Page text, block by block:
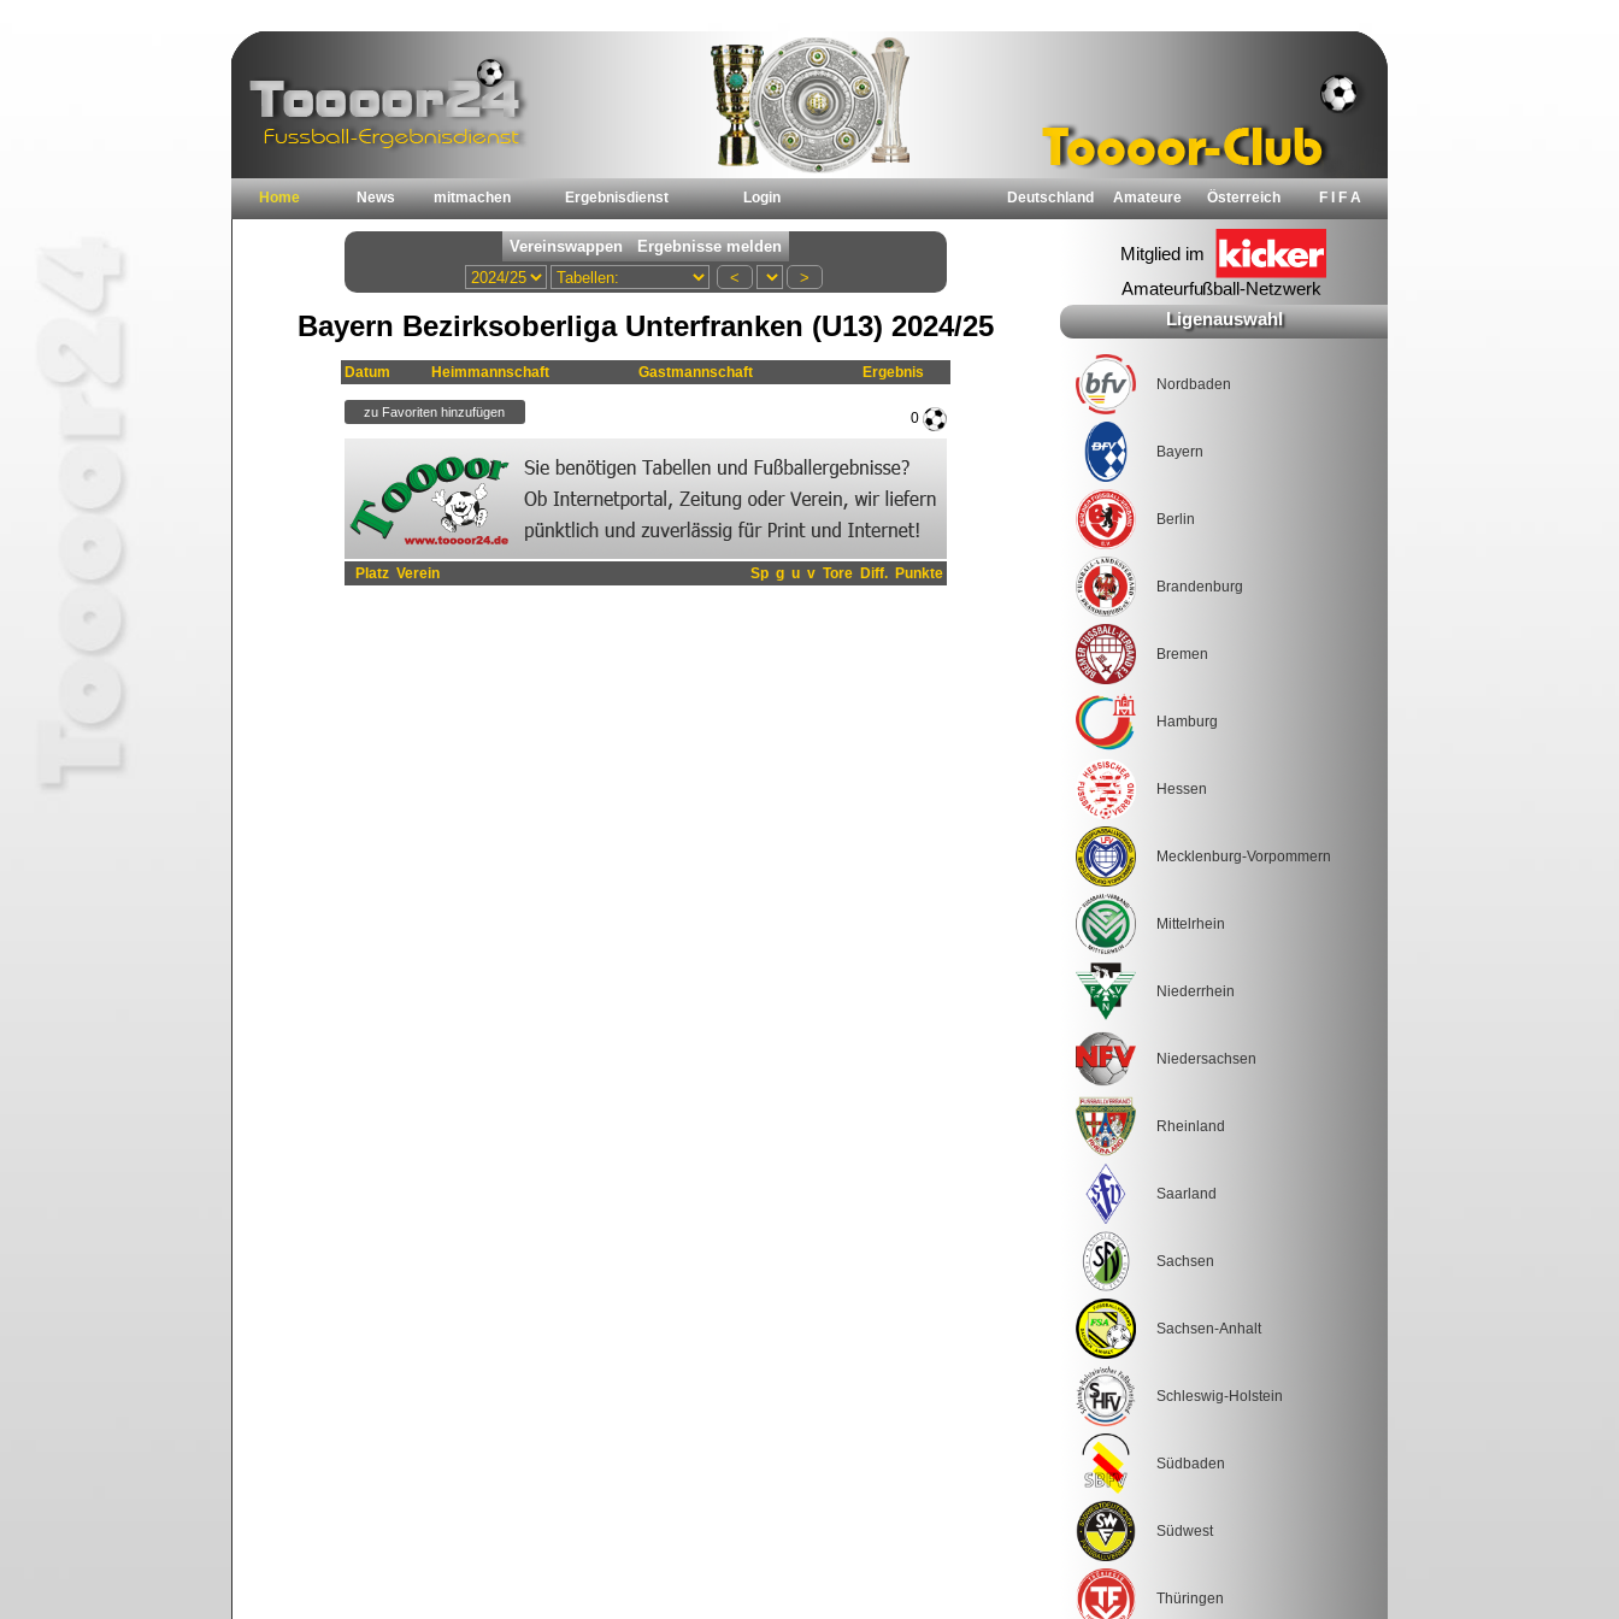
Home News mitmachen Ergebnisdienst Login Deutschland Amateure Österreich F I F A
Bayern Bezirksoberliga Unterfranken (U13) 2024/25
Datum Heimmannschaft Gastmannschaft Ergebnis
0
Platz Verein Sp g u v Tore Diff. Punkte
Ligenauswahl
Nordbaden
Bayern
Berlin
Brandenburg
Bremen
Hamburg
Hessen
Mecklenburg-Vorpommern
Mittelrhein
Niederrhein
Niedersachsen
Rheinland
Saarland
Sachsen
Sachsen-Anhalt
Schleswig-Holstein
Südbaden
Südwest
Thüringen